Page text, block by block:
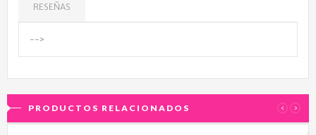
RESEÑAS
-->
PRODUCTOS RELACIONADOS ‹ ›